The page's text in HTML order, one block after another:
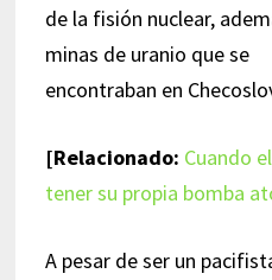
de la fisión nuclear,
minas de uranio que se
encontraban en
[Relacionado: Cuando
tener su propia bomba
A pesar de ser un